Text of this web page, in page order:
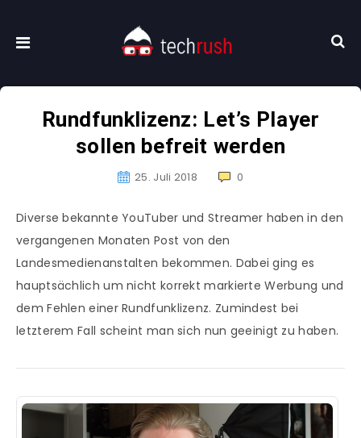
Rundfunklizenz: Let’s Player
sollen befreit werden
25. Juli 2018 0
Diverse bekannte YouTuber und Streamer haben in den
vergangenen Monaten Post von den
Landesmedienanstalten bekommen. Dabei ging es
hauptsächlich um nicht korrekt markierte Werbung und
dem Fehlen einer Rundfunklizenz. Zumindest bei
letzterem Fall scheint man sich nun geeinigt zu haben.